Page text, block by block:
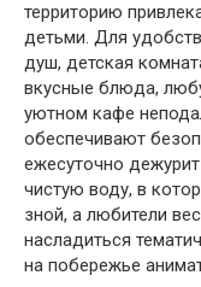
территорию
детьми. Для
душ, детская
вкусные блюда,
уютном кафе
обеспечивают
ежесуточно
чистую воду, в
зной, а любители
насладиться
на побережье